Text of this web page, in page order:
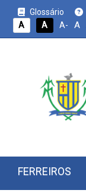
Glossário
A
A A- A
FERREIROS